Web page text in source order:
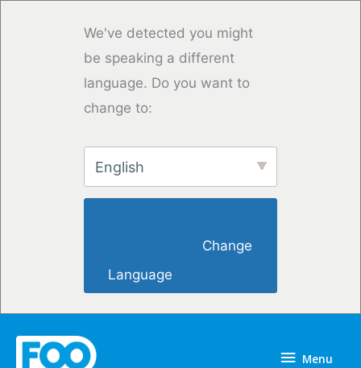
We've detected you might
be speaking a different
language. Do you want to
change to:
English
Language
Menu